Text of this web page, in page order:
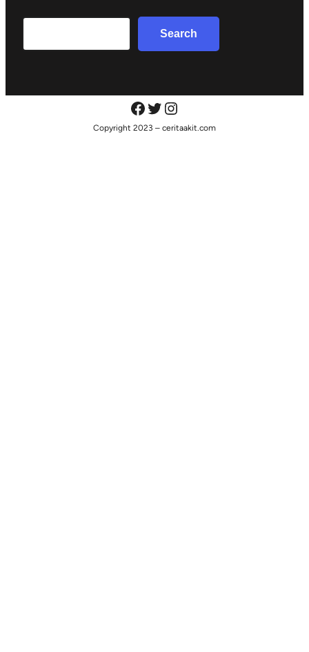
Search
Copyright 2023 – ceritaakit.com